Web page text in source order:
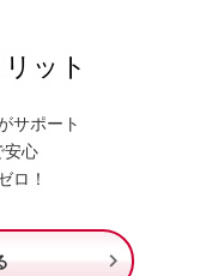
ット
サポート
安心
ロ！
